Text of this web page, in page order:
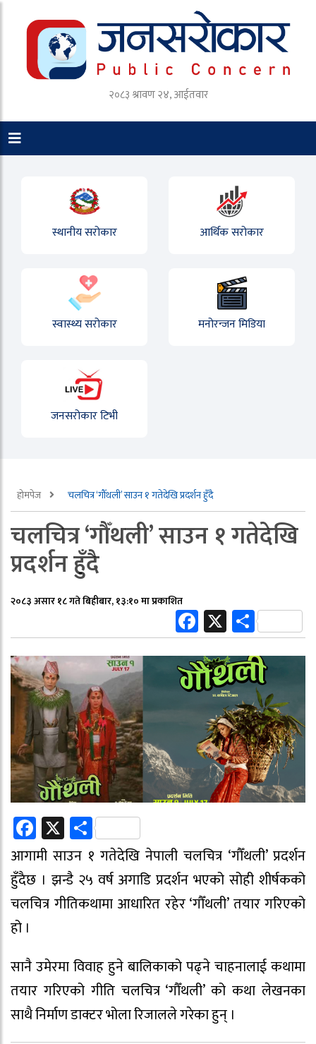
२०८३ श्रावण २४, आईतवार
स्थानीय सरोकार आर्थिक सरोकार
स्वास्थ्य सरोकार मनोरन्जन मिडिया
जनसरोकार टिभी
होमपेज चलचित्र ‘गौँथली’ साउन १ गतेदेखि प्रदर्शन हुँदै
चलचित्र ‘गौँथली’ साउन १ गतेदेखि
प्रदर्शन हुँदै
२०८३ असार १८ गते बिहीबार, १३:१० मा प्रकाशित
Facebook
XShare
Facebook
X Share
आगामी साउन १ गतेदेखि नेपाली चलचित्र ‘गौँथली’ प्रदर्शन
हुँदैछ । झन्डै २५ वर्ष अगाडि प्रदर्शन भएको सोही शीर्षकको
चलचित्र गीतिकथामा आधारित रहेर ‘गौँथली’ तयार गरिएको
हो ।
सानै उमेरमा विवाह हुने बालिकाको पढ्ने चाहनालाई कथामा
तयार गरिएको गीति चलचित्र ‘गौँथली’ को कथा लेखनका
साथै निर्माण डाक्टर भोला रिजालले गरेका हुन् ।